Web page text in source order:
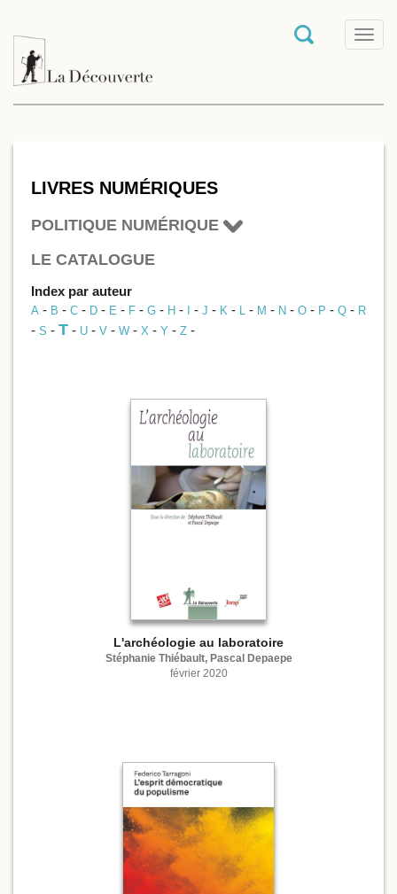
T
o
LIVRES NUMÉRIQUES
POLITIQUE NUMÉRIQUE
LE CATALOGUE
Index par auteur
A - B - C - D - E - F - G - H - - J - K - - M - N - O - P - Q - R
- S - T - U - V - W - X - Y - Z -
L'archéologie au laboratoire
Stéphanie Thiébault, Pascal Depaepe
février 2020